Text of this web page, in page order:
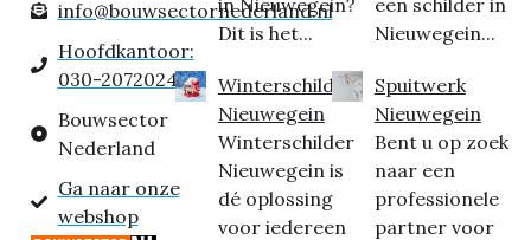
info@bouwsectornederland.nl
Hoofdkantoor:
030-2072024
Bouwsector
Nederland
Ga naar onze
webshop
Dit is het...
Winterschilder
Nieuwegein
Winterschilder
Nieuwegein is
dé oplossing
voor iedereen
Nieuwegein...
Spuitwerk
Nieuwegein
Bent u op zoek
naar een
professionele
partner voor